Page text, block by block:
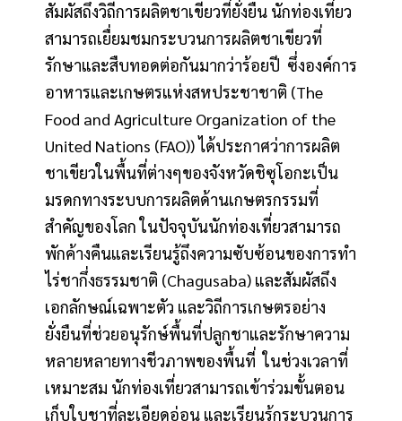
สัมผัสถึงวิถีการผลิตชาเขียวที่ยั่งยืน นักท่องเที่ยว
สามารถเยื่ยมชมกระบวนการผลิตชาเขียวที่
รักษาและสืบทอดต่อกันมากว่าร้อยปี ซึ่งองค์การ
อาหารและเกษตรแห่งสหประชาชาติ (The
Food and Agriculture Organization of the
United Nations (FAO)) ได้ประกาศว่าการผลิต
ชาเขียวในพื้นที่ต่างๆของจังหวัดชิซุโอกะเป็น
มรดกทางระบบการผลิตด้านเกษตรกรรมที่
สำคัญของโลก ในปัจจุบันนักท่องเที่ยวสามารถ
พักค้างคืนและเรียนรู้ถึงความซับซ้อนของการทำ
ไร่ชากึ่งธรรมชาติ (Chagusaba) และสัมผัสถึง
เอกลักษณ์เฉพาะตัว และวิถีการเกษตรอย่าง
ยั่งยืนที่ช่วยอนุรักษ์พื้นที่ปลูกชาและรักษาความ
หลายหลายทางชีวภาพของพื้นที่ ในช่วงเวลาที่
เหมาะสม นักท่องเที่ยวสามารถเข้าร่วมขั้นตอน
เก็บใบชาที่ละเอียดอ่อน และเรียนรู้กระบวนการ